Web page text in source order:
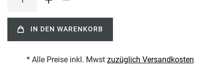
IN DEN WARENKORB
* Alle Preise inkl. Mwst zuzüglich Versandkosten